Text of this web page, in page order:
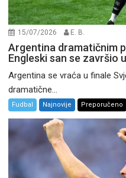
15/07/2026 E. B.
Argentina dramatičnim
Engleski san se završio
Argentina se vraća u finale
dramatične...
Fudbal Najnovije Preporučeno